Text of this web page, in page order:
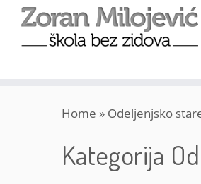
Home » Odeljenjsko
Kategorija